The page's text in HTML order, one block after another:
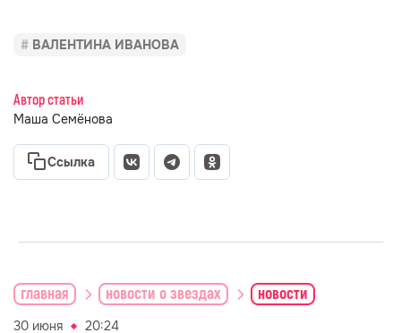
ВАЛЕНТИНА ИВАНОВА
Автор статьи
Маша Семёнова
Ссылка
главная новости о звездах новости
30 июня 20:24